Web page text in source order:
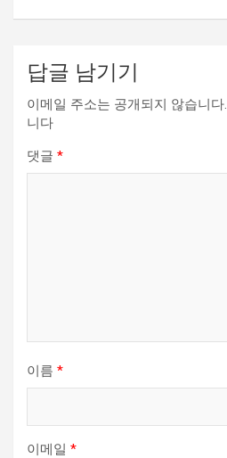
션답글 남기기
이메일 주소는 공개되지 않습니다.
니다
댓글 *
이름 *
이메일 *